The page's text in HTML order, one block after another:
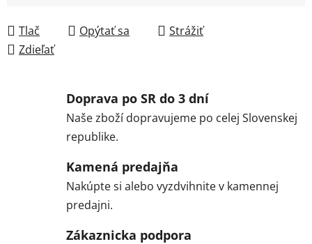
Tlač Opýtať sa
Strážiť
Zdieľať
Doprava po SR do 3 dní
Naše zboží dopravujeme po celej Slovenskej
republike.
Kamená predajňa
Nakúpte si alebo vyzdvihnite v kamennej
predajni.
Zákaznicka podpora